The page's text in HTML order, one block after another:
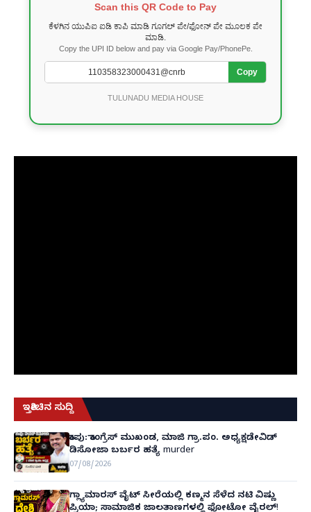
Scan this QR Code to Pay
ಕೆಳಗಿನ ಯುಪಿಐ ಐಡಿ ಕಾಪಿ ಮಾಡಿ ಗೂಗಲ್ ಪೇ/ಫೋನ್ ಪೇ ಮೂಲಕ ಪೇ
ಮಾಡಿ.
Copy the UPI ID below and pay via Google Pay/PhonePe.
Copy
TULUNADU MEDIA HOUSE
ಇತ್ತೀಚಿನ ಸುದ್ದಿ
ಕಾಪು: ಕಾಂಗ್ರೆಸ್ ಮುಖಂಡ, ಮಾಜಿ ಗ್ರಾ.ಪಂ. ಅಧ್ಯಕ್ಷಡೇವಿಡ್
ಡಿಸೋಜಾ ಬರ್ಬರ ಹತ್ಯೆ murder
07/08/2026
ಗ್ಲ್ಯಾಮಾರಸ್ ವೈಟ್‌ ಸೀರೆಯಲ್ಲಿ ಕಣ್ಮನ ಸೆಳೆದ ನಟಿ ವಿಷ್ಣು
ಪ್ರಿಯಾ; ಸಾಮಾಜಿಕ ಜಾಲತಾಣಗಳಲ್ಲಿ ಫೋಟೋ ವೈರಲ್!